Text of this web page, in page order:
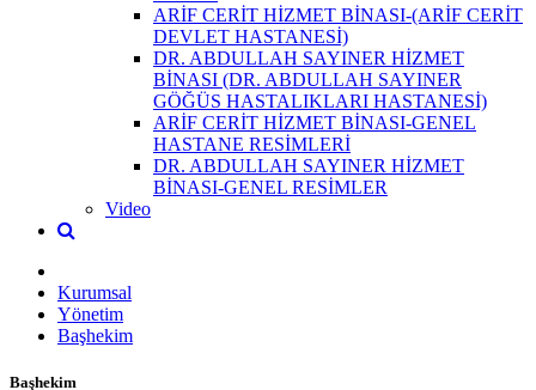
ARİF CERİT HİZMET BİNASI-(ARİF CERİT
DEVLET HASTANESİ)
DR. ABDULLAH SAYINER HİZMET
BİNASI (DR. ABDULLAH SAYINER
GÖĞÜS HASTALIKLARI HASTANESİ)
ARİF CERİT HİZMET BİNASI-GENEL
HASTANE RESİMLERİ
DR. ABDULLAH SAYINER HİZMET
BİNASI-GENEL RESİMLER
Video
Kurumsal
Yönetim
Başhekim
Başhekim